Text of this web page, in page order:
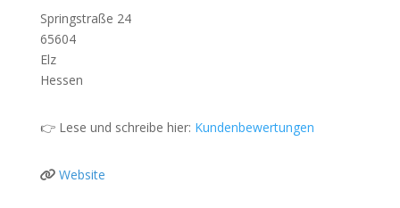
Springstraße 24
65604
Elz
Hessen
👉 Lese und schreibe hier: Kundenbewertungen
Website